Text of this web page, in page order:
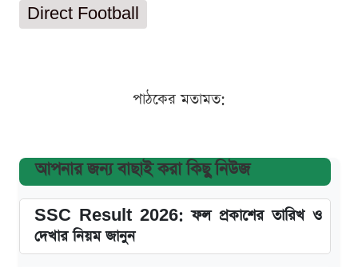
Direct Football
পাঠকের মতামত:
আপনার জন্য বাছাই করা কিছু নিউজ
SSC Result 2026: ফল প্রকাশের তারিখ ও
দেখার নিয়ম জানুন